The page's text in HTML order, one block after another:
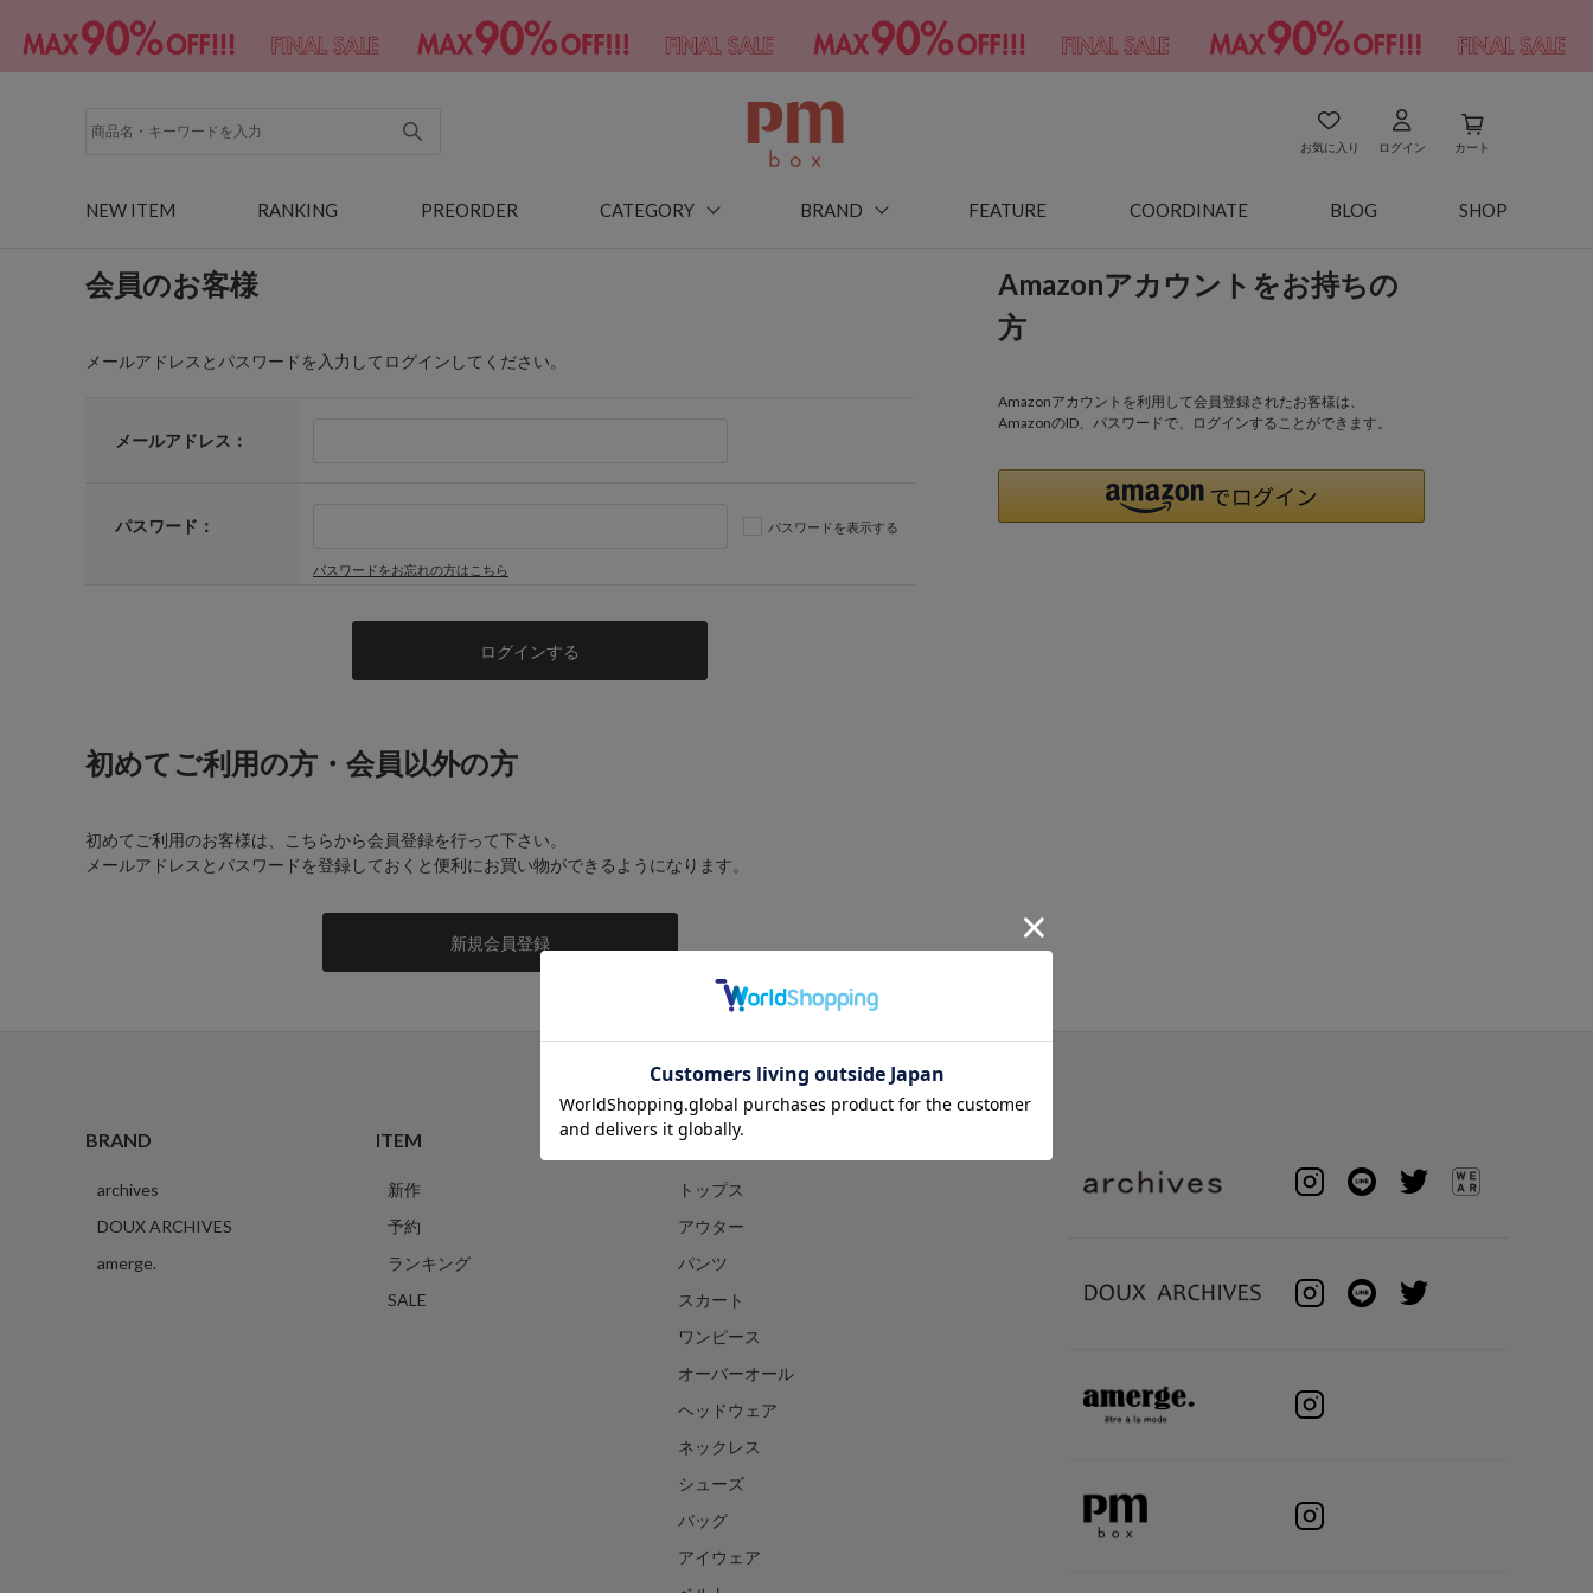
お気に入り ログイン カート
NEW ITEM RANKING PREORDER CATEGORY BRAND FEATURE COORDINATE BLOG SHOP
会員のお客様
メールアドレスとパスワードを入力してログインしてください。
メールアドレス：
パスワード： パスワードを表示する
パスワードをお忘れの方はこちら
Amazonアカウントをお持ちの
方
Amazonアカウントを利用して会員登録されたお客様は、
AmazonのID、パスワードで、ログインすることができます。
初めてご利用の方・会員以外の方
初めてご利用のお客様は、こちらから会員登録を行って下さい。
メールアドレスとパスワードを登録しておくと便利にお買い物ができるようになります。
BRAND
archives
DOUX ARCHIVES
amerge.
ITEM
新作
予約
ランキング
SALE
CATEGORY
トップス
アウター
パンツ
スカート
ワンピース
オーバーオール
ヘッドウェア
ネックレス
シューズ
バッグ
アイウェア